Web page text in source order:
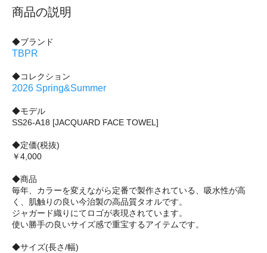
商品の説明
◆ブランド
TBPR
◆コレクション
2026 Spring&Summer
◆モデル
SS26-A18 [JACQUARD FACE TOWEL]
◆定価(税抜)
￥4,000
◆商品
毎年、カラーを変えながら定番で製作されている、吸水性が高
く、肌触りの良い今治製の高品質タオルです。
ジャガード織りにてロゴが表現されています。
使い勝手の良いサイズ感で重宝するアイテムです。
◆サイズ(長さ/幅)